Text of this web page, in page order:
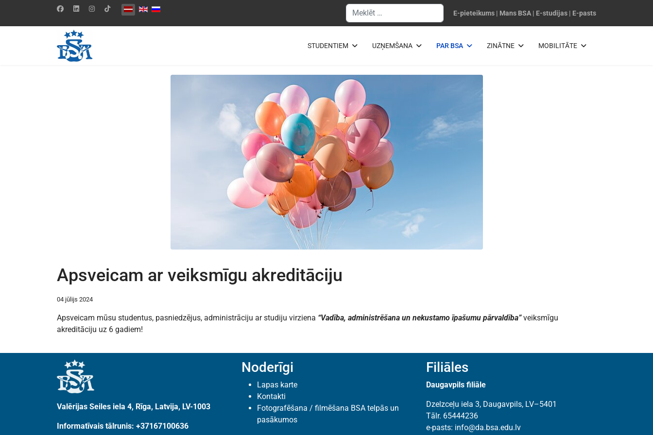
Izvēlieties valodu Meklēšanas forma
E-pieteikums | Mans BSA | E-studijas | E-pasts
STUDENTIEM UZŅEMŠANA PAR BSA ZINĀTNE MOBILITĀTE
Apsveicam ar veiksmīgu akreditāciju
04 jūlijs 2024
Apsveicam mūsu studentus, pasniedzējus, administrāciju ar studiju virziena “Vadība, administrēšana un nekustamo īpašumu pārvaldība”veiksmīgu
akreditāciju uz 6 gadiem!
Valērijas Seiles iela 4, Rīga, Latvija, LV-1003
Informatīvais tālrunis: +37167100636
Noderīgi
Lapas karte
Kontakti
Fotografēšana / filmēšana BSA telpās un
pasākumos
Filiāles
Daugavpils filiāle
Dzelzceļu iela 3, Daugavpils, LV–5401
Tālr. 65444236
e-pasts: info@da.bsa.edu.lv